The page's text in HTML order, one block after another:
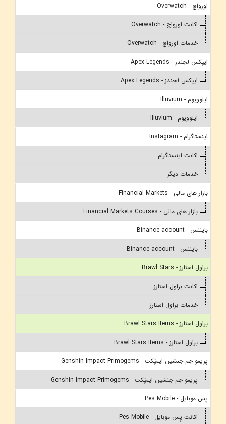
اورواچ - Overwatch
اکانت اورواچ - Overwatch
خدمات اورواچ - Overwatch
ایپکس لجندز - Apex Legends
ایپکس لجندز - Apex Legends
ایلوویوم - Illuvium
ایلوویوم - Illuvium
اینستاگرام - Instagram
اکانت اینستاگرام
خدمات دیگر
بازار های مالی - Financial Markets
بازار های مالی - Financial Markets Courses
بایننس - Binance account
بایننس - Binance account
براول استارز - Brawl Stars
اکانت براول استارز
خدمات براول استارز
براول استارز - Brawl Stars Items
براول استارز - Brawl Stars Items
پریمو جم جنشین ایمپَکت - Genshin Impact Primogems
پریمو جم جنشین ایمپَکت - Genshin Impact Primogems
پِس موبایل - Pes Mobile
اکانت پِس موبایل - Pes Mobile